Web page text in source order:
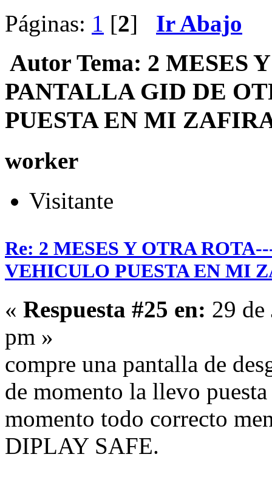
Páginas: 1 [2] Ir Abajo
Autor Tema: 2 MESES
PANTALLA GID DE
PUESTA EN MI
worker
Visitante
Re: 2 MESES Y OTRA
VEHICULO PUESTA EN MI
« Respuesta #25 en: 29
pm »
compre una pantalla de
de momento la llevo
momento todo correcto
DIPLAY SAFE.